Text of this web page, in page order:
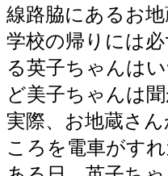
線路脇にあるお
学校の帰りには
る英子ちゃんは
ど美子ちゃんは聞
実際、お地蔵さ
ころを電車がす